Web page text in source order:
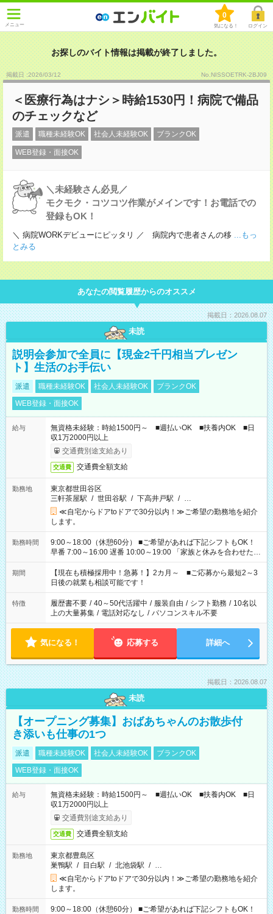
メニュー
0
気になる！ ログイン
お探しのバイト情報は掲載が終了しました。
掲載日 :2026/03/12 No.NISSOETRK-2BJ09
＜医療行為はナシ＞時給1530円！病院で備品
のチェックなど
派遣 職種未経験OK 社会人未経験OK ブランクOK
WEB登録・面接OK
＼未経験さん必見／
モクモク・コツコツ作業がメインです！お電話での
登録もOK！
＼ 病院WORKデビューにピッタリ ／ 病院内で患者さんの移 ...もっ
とみる
あなたの閲覧履歴からのオススメ
掲載日：2026.08.07
未読
説明会参加で全員に【現金2千円相当プレゼン
ト】生活のお手伝い
派遣 職種未経験OK 社会人未経験OK
ブランクOK
WEB登録・面接OK
給与
無資格未経験：時給1500円～ ■週払いOK ■扶養内OK ■日
収1万2000円以上
交通費別途支給あり
交通費 交通費全額支給
勤務地
東京都世田谷区
三軒茶屋駅 / 世田谷駅 / 下高井戸駅 / …
≪自宅からドアtoドアで30分以内！≫ご希望の勤務地を紹介
します。
勤務時間
9:00～18:00（休憩60分） ■ご希望があれば下記シフトもOK！
早番 7:00～16:00 遅番 10:00～19:00 「家族と休みを合わせた
い」 「余裕を持って夕飯の準備がしたい」 「できれば残業はし
たくない」 など、ご希望を教えてくださいね。 ※Wワーク希望
の方へ 今ご覧のお仕事で希望する勤務時間と、もう1つのお仕事
の勤務時間。 合計で週40時間を超える場合は応募できません。
期間
【現在も積極採用中！急募！】2カ月～ ■ご応募から最短2～3
日後の就業も相談可能です！
特徴 履歴書不要 / 40～50代活躍中 / 服装自由 / シフト勤務 / 10名以
上の大量募集 / 電話対応なし / パソコンスキル不要
気になる！ 応募する 詳細へ
掲載日：2026.08.07
未読
【オープニング募集】おばあちゃんのお散歩付
き添いも仕事の1つ
派遣 職種未経験OK 社会人未経験OK
ブランクOK
WEB登録・面接OK
給与
無資格未経験：時給1500円～ ■週払いOK ■扶養内OK ■日
収1万2000円以上
交通費別途支給あり
交通費 交通費全額支給
勤務地
東京都豊島区
巣鴨駅 / 目白駅 / 北池袋駅 / …
≪自宅からドアtoドアで30分以内！≫ご希望の勤務地を紹介
します。
勤務時間
9:00～18:00（休憩60分） ■ご希望があれば下記シフトもOK！